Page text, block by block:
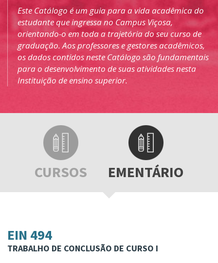
Este Catálogo é um guia para a vida acadêmica do
estudante que ingressa no Campus Viçosa,
orientando-o em toda a trajetória do seu curso de
graduação. Aos professores e gestores acadêmicos,
os dados contidos neste Catálogo são fundamentais
para o desenvolvimento de suas atividades nesta
Instituição de ensino superior.
CURSOS EMENTÁRIO
EIN 494
TRABALHO DE CONCLUSÃO DE CURSO I